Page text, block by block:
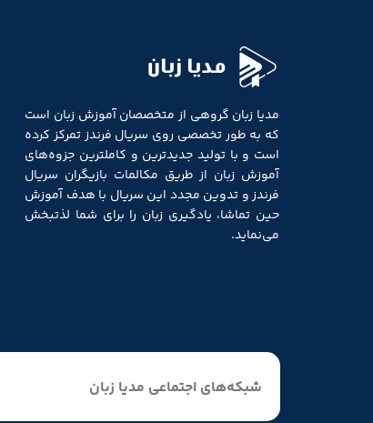
مدیا زبان
مدیا زبان گروهی از متخصصان آموزش زبان است
که به طور تخصصی روی سریال فرندز تمرکز کرده
است و با تولید جدیدترین و کاملترین جزوه‌های
آموزش زبان از طریق مکالمات بازیگران سریال
فرندز و تدوین مجدد این سریال با هدف آموزش
حین تماشا، یادگیری زبان را برای شما لذتبخش
می‌نماید.
شبکه‌های اجتماعی مدیا زبان